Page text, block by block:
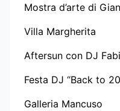
Mostra d’arte di
Villa Margherita
Aftersun con DJ
Festa DJ “Back to
Galleria Mancuso